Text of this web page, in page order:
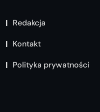
Redakcja
Kontakt
Polityka prywatności